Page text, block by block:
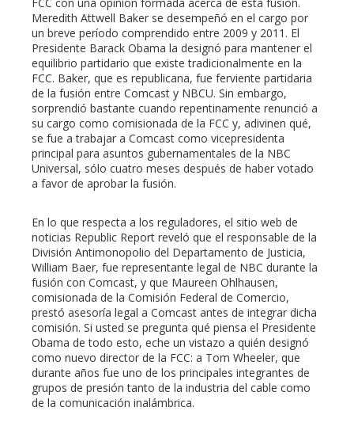
Meredith Attwell Baker se desempeñó en el cargo por
un breve período comprendido entre 2009 y 2011. El
Presidente Barack Obama la designó para mantener el
equilibrio partidario que existe tradicionalmente en la
FCC. Baker, que es republicana, fue ferviente partidaria
de la fusión entre Comcast y NBCU. Sin embargo,
sorprendió bastante cuando repentinamente renunció a
su cargo como comisionada de la FCC y, adivinen qué,
se fue a trabajar a Comcast como vicepresidenta
principal para asuntos gubernamentales de la NBC
Universal, sólo cuatro meses después de haber votado
a favor de aprobar la fusión.
En lo que respecta a los reguladores, el sitio web de
noticias Republic Report reveló que el responsable de la
División Antimonopolio del Departamento de Justicia,
William Baer, fue representante legal de NBC durante la
fusión con Comcast, y que Maureen Ohlhausen,
comisionada de la Comisión Federal de Comercio,
prestó asesoría legal a Comcast antes de integrar dicha
comisión. Si usted se pregunta qué piensa el Presidente
Obama de todo esto, eche un vistazo a quién designó
como nuevo director de la FCC: a Tom Wheeler, que
durante años fue uno de los principales integrantes de
grupos de presión tanto de la industria del cable como
de la comunicación inalámbrica.